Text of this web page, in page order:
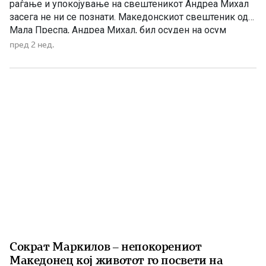
раѓање и упокојување на свештеникот Андреа Михал
засега не ни се познати. Македонскиот свештеник од
Мала Преспа, Андреа Михал, бил осуден на осум
години затвор затоа што одбил да ја предаде својата
вера. По падот на режимот на Енвер Хоџа, неговата
пред 2 нед.
Сократ Маркилов – непокорениот
Македонец кој животот го посвети на